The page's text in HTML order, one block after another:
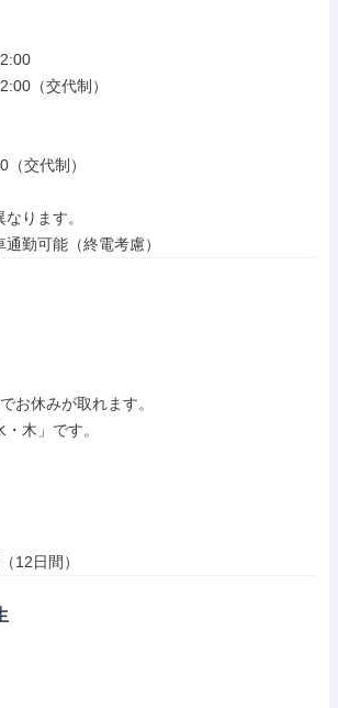
（交代制）
交代制）
ります。
勤可能（終電考慮）
お休みが取れます。
木」です。
12日間）